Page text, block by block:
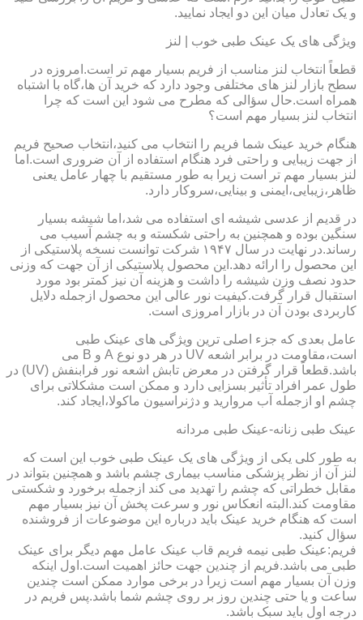
و یک تعادل میان این دو ایجاد نمایید.
ویژگی های یک عینک طبی خوب | لنز
قطعاً انتخاب لنز مناسب از فریم بسیار مهم تر است.امروزه در
سطح بازار لنز های مختلفی وجود دارد که خرید آن ها،گاه با اشتباه
همراه است.حال سؤالی که مطرح می شود این است که چرا
انتخاب لنز بسیار مهم است؟
هنگام خرید عینک شما فریم را انتخاب می کنید،انتخاب صحیح فریم
از جهت زیبایی و راحتی فرد هنگام استفاده از آن ضروری است.اما
لنز بسیار مهم تر است زیرا به طور مستقیم با چهار عامل یعنی
ظاهر،زیبایی،ایمنی و بینایی،سروکار دارد.
در قدیم از عدسی شیشه ای استفاده می شد،اما شیشه بسیار
سنگین بوده و همچنین به راحتی شکسته و به چشم آسیب می
رساند.در نهایت در سال ۱۹۴۷ شرکت توانست نسخه پلاستیکی از
این محصول را ارائه دهد.این محصول پلاستیکی از آن جهت که وزنی
حدود نصف وزن شیشه را داشت و هزینه آن نیز کمتر بود مورد
استقبال قرار گرفت.کیفیت نور عالی این محصول ازجمله دلایل
کاربردی بودن آن در بازار امروزی است.
عامل بعدی که جزء اصلی ترین ویژگی های عینک طبی
است،مقاومت در برابر اشعه UV در هر دو نوع A و B می
باشد.قطعاً قرار گرفتن در معرض تابش اشعه نور فرابنفش (UV) در
طول عمر افراد تأثیر بسزایی دارد و ممکن است مشکلاتی برای
چشم او ازجمله آب مروارید و دژنراسیون ماکولا،ایجاد کند.
عینک طبی زنانه-عینک طبی مردانه
به طور کلی یکی از ویژگی های یک عینک طبی خوب این است که
لنز آن از نظر پزشکی مناسب بیماری چشم باشد و همچنین بتواند در
مقابل خطراتی که چشم را تهدید می کند ازجمله برخورد و شکستی
مقاومت کند.البته انعکاس نور و سرعت پخش آن نیز بسیار مهم
است که هنگام خرید عینک باید درباره این موضوعات از فروشنده
سؤال کنید.
فریم:عینک طبی نیمه فریم قاب عینک عامل مهم دیگر برای عینک
طبی می باشد.فریم از چندین جهت حائز اهمیت است.اول اینکه
وزن آن بسیار مهم است زیرا در برخی موارد ممکن است چندین
ساعت و یا حتی چندین روز بر روی چشم شما باشد.پس فریم در
درجه اول باید سبک باشد.